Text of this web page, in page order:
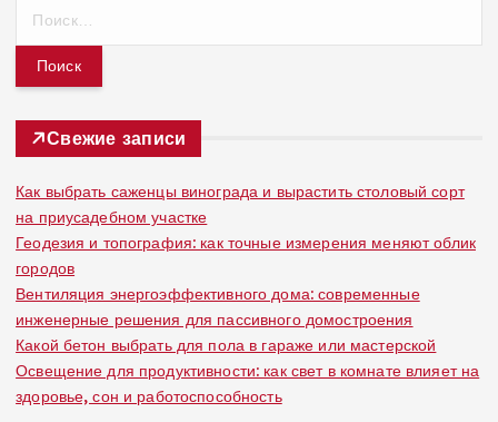
т
Свежие записи
Как выбрать саженцы винограда и вырастить столовый сорт
на приусадебном участке
Геодезия и топография: как точные измерения меняют облик
городов
Вентиляция энергоэффективного дома: современные
инженерные решения для пассивного домостроения
Какой бетон выбрать для пола в гараже или мастерской
Освещение для продуктивности: как свет в комнате влияет на
здоровье, сон и работоспособность